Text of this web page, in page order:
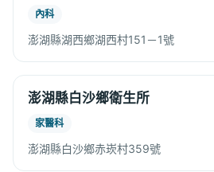
內科
澎湖縣湖西鄉湖西村151－1號
澎湖縣白沙鄉衛生所
家醫科
澎湖縣白沙鄉赤崁村359號